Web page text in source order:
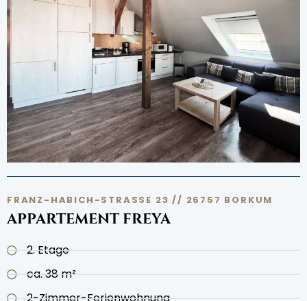
FRANZ-HABICH-STRASSE 23 // 26757 BORKUM
APPARTEMENT FREYA
2. Etage
ca. 38 m²